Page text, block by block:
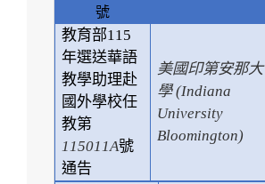
號
教育部115
年選送華語
教學助理赴
國外學校任
教第
115011A號
通告
美國印第安那大
學 (Indiana
University
Bloomington)